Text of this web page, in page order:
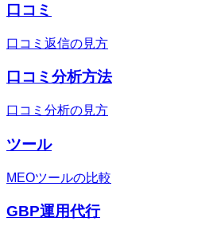
口コミ
口コミ返信の見方
口コミ分析方法
口コミ分析の見方
ツール
MEOツールの比較
GBP運用代行